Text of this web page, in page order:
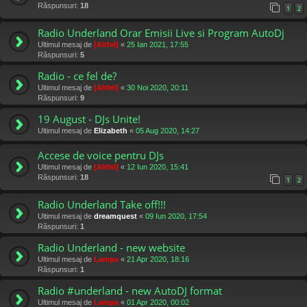
Răspunsuri: 18 1 2
Radio Underland Orar Emisii Live si Program AutoDj
Ultimul mesaj de [Altfel] « 25 Ian 2021, 17:55
Răspunsuri: 5
Radio - ce fel de?
Ultimul mesaj de [Altfel] « 30 Noi 2020, 20:11
Răspunsuri: 9
19 August - DJs Unite!
Ultimul mesaj de Elizabeth « 05 Aug 2020, 14:27
Accese de voice pentru DJs
Ultimul mesaj de [Altfel] « 12 Iun 2020, 15:41
Răspunsuri: 18 1 2
Radio Underland Take off!!!
Ultimul mesaj de dreamquest « 09 Iun 2020, 17:54
Răspunsuri: 1
Radio Underland - new website
Ultimul mesaj de Lampa « 21 Apr 2020, 18:16
Răspunsuri: 1
Radio #underland - new AutoDJ format
Ultimul mesaj de Lampa « 01 Apr 2020, 00:02